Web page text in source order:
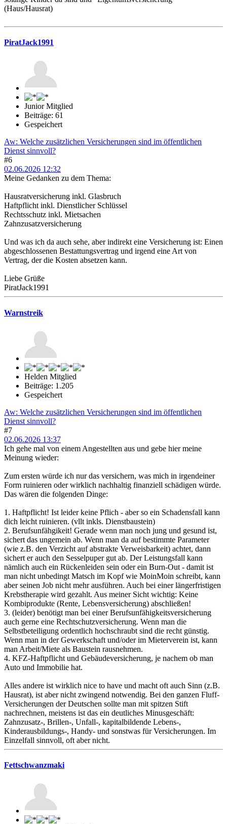
(Haus/Hausrat)
PiratJack1991
Junior Mitglied
Beiträge: 61
Gespeichert
Aw: Welche zusätzlichen Versicherungen sind im öffentlichen
Dienst sinnvoll?
#6
02.06.2026 12:32
Meine Gedanken zu dem Thema:
Hausratversicherung inkl. Glasbruch
Haftpflicht inkl. Dienstlicher Schlüssel
Rechtsschutz inkl. Mietsachen
Zahnzusatzversicherung
Und was ich da auch sehe, aber indirekt eine Versicherung ist: Einen
abgeschlossenen Bestattungsvertrag und irgend eine Art von
Vertrag, der die Kosten absetzen kann.
Liebe Grüße
PiratJack1991
Warnstreik
Helden Mitglied
Beiträge: 1.205
Gespeichert
Aw: Welche zusätzlichen Versicherungen sind im öffentlichen
Dienst sinnvoll?
#7
02.06.2026 13:37
Ich gehe mal von einem Angestellten aus und gebe hier meine
Meinung wieder:
Zum ersten würde ich nur das versichern, was mich in irgendeiner
Form ruinieren oder wirklich nachhaltig finanziell schädigen würde.
Das wären die folgenden Dinge:
1. Haftpflicht! Ist leider keine Pflich - aber so ein Schadensfall kann
dich leicht ruinieren. (vllt inkls. Dienstbaustein)
2. Berufsunfähgikeit! Gerade wenn man noch jung und gesund ist,
sichert das ungemein ab. Wenn man da auf bestimmte Parameter
(wie z.B. den Verzicht auf abstrakte Verweisbarkeit) achtet, dann
sichert er auch den Sesselpuper gut ab. Der Leistungsfall kann
nämlich auch ein Rückenleiden sein oder ein Burn-Out - damit ist
man nicht unbedingt Matsch im Kopf wie MoinMoin schreibt, kann
aber seinen Job nicht mehr ausführen. Auch bei einer längerfristigen
Krebstherapie wird gezahlt. Aus meiner Sicht wichtig: Keine
Kombiprodukte (Rente, Lebensversicherung) abschließen!
3. (leider) benötigt man bei einer Berufsunfähigkeitsversicherung
auch gerne eine Rechtschutzversicherung. Wenn man die
Selbstbeteiligung ordentlich hochschraubt sind die recht günstig.
Wenn man in der Gewerkschaft und/oder im Mieterverein ist, kann
man Arbeit/Miete als Baustein rausnehmen.
4. KFZ-Haftpflicht und Gebäudeversicherung, je nachem ob man
Auto und Immobilie hat.
Alles andere ist wirklich nice to have und macht oft auch Sinn (z.B.
Hausrat), ist aber nicht zwingend notwendig. Bei den ganzen Fluff-
Versicherungen der Deutschen sollte man mit spitzen Stift
nachrechnen, meistens ist das ein deutliches Minusgeschäft:
Zahnzusatz-, Brillen-, Unfall-, kapitalbildende Lebens-,
Kinderausbildungs-, Handy- und sonstwas für Versicherungen. Im
Einzelfall sinnvoll, oft aber nicht.
Fettschwanzmaki